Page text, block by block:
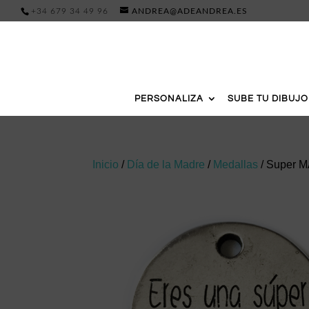
+34 679 34 49 96 ANDREA@ADEANDREA.ES
PERSONALIZA SUBE TU DIBUJO
Inicio / Día de la Madre / Medallas / Super